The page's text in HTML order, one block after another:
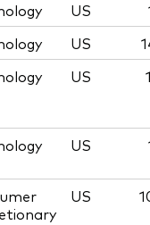
US
US
US
US
US